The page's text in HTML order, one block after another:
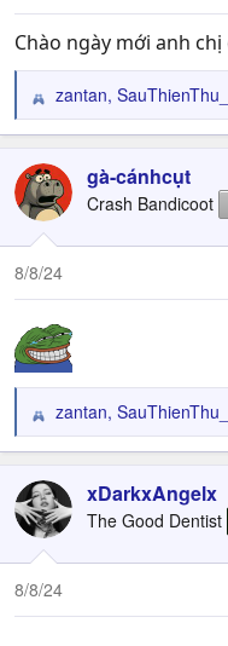
Chào ngày mới anh chị
R
e
c
t
i
o
n
zantan,
gà-cánhcụt
Crash Bandicoot
8/8/24
R
e
c
t
i
o
n
zantan,
xDarkxAngelx
The Good Dentist
8/8/24